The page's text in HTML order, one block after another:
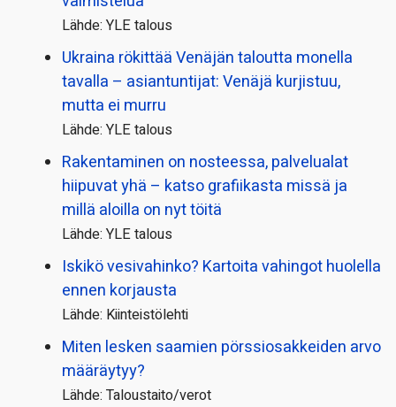
Lähde: YLE talous
Ukraina rökittää Venäjän taloutta monella
tavalla – asiantuntijat: Venäjä kurjistuu,
mutta ei murru
Lähde: YLE talous
Rakentaminen on nosteessa, palvelualat
hiipuvat yhä – katso grafiikasta missä ja
millä aloilla on nyt töitä
Lähde: YLE talous
Iskikö vesivahinko? Kartoita vahingot huolella
ennen korjausta
Lähde: Kiinteistölehti
Miten lesken saamien pörssi­osakkeiden arvo
määräytyy?
Lähde: Taloustaito/verot